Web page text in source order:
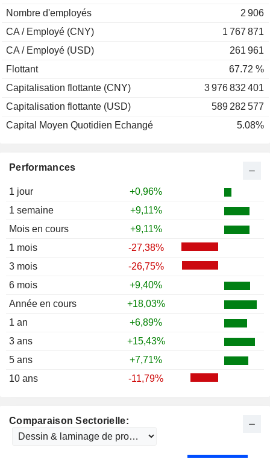
Performances
1 jour
+0,96%
1 semaine
+9,11%
Mois en cours
+9,11%
1 mois
-27,38%
3 mois
-26,75%
6 mois
+9,40%
Année en cours
+18,03%
1 an
+6,89%
3 ans
+15,43%
5 ans
+7,71%
10 ans
-11,79%
Nombre d'employés
2 906
CA / Employé (CNY)
1 767 871
CA / Employé (USD)
261 961
Flottant
67.72 %
Capitalisation flottante (CNY)
3 976 832 401
Capitalisation flottante (USD)
589 282 577
Capital Moyen Quotidien Echangé
5.08%
Comparaison Sectorielle: